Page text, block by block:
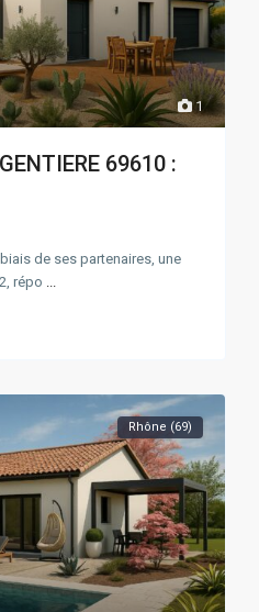
1
69610 :
de ses partenaires, une
répo
Rhône (69)